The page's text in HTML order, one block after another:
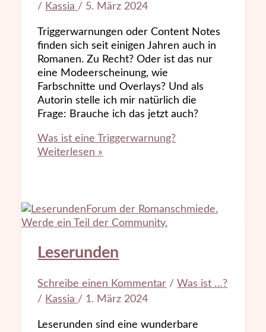
/ Kassia / 5. März 2024
Triggerwarnungen oder Content Notes
finden sich seit einigen Jahren auch in
Romanen. Zu Recht? Oder ist das nur
eine Modeerscheinung, wie
Farbschnitte und Overlays? Und als
Autorin stelle ich mir natürlich die
Frage: Brauche ich das jetzt auch?
Was ist eine Triggerwarnung?
Weiterlesen »
Leserunden
Schreibe einen Kommentar /Was ist …?
/ Kassia / 1. März 2024
Leserunden sind eine wunderbare